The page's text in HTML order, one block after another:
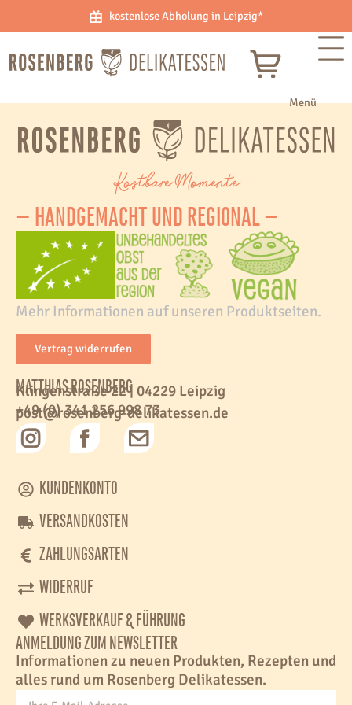
kostenlose Abholung in Leipzig*
Kostbare Momente
– HANDGEMACHT UND REGIONAL –
Mehr Informationen auf unseren Produktseiten.
Vertrag widerrufen
MATTHIAS ROSENBERG
Klingenstraße 22 | 04229 Leipzig
+49 (0) 341 256 998 73
post@rosenberg-delikatessen.de
KUNDENKONTO
VERSANDKOSTEN
ZAHLUNGSARTEN
WIDERRUF
WERKSVERKAUF & FÜHRUNG
ANMELDUNG ZUM NEWSLETTER
Informationen zu neuen Produkten, Rezepten und
alles rund um Rosenberg Delikatessen.